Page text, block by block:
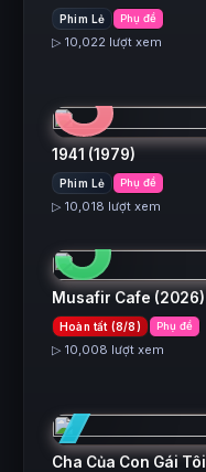
Phim Lẻ Phụ đề
▷ 10,022 lượt xem
3
1941 (1979)
Phim Lẻ Phụ đề
▷ 10,018 lượt xem
5
Musafir Cafe (2026)
Hoàn tất (8/8) Phụ đề
▷ 10,008 lượt xem
7
Cha Của Con Gái Tôi